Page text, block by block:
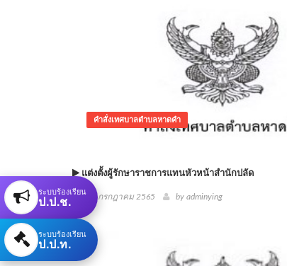
คำสั่งเทศบาลตำบลหาดคำ
แต่งตั้งผู้รักษาราชการแทนหัวหน้าสำนักปลัด
04 กรกฎาคม 2565 by adminying
ระบบร้องเรียน
ป.ป.ช.
ระบบร้องเรียน
ป.ป.ท.